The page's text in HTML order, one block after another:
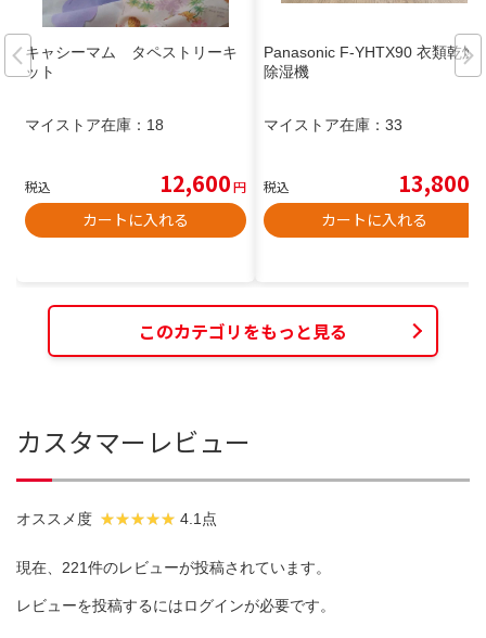
キャシーマム タペストリーキ
ット
マイストア在庫： 18
税込 12,600円
カートに入れる
Panasonic F-YHTX90 衣類乾燥
除湿機
マイストア在庫： 33
税込 13,800
カートに入れる
このカテゴリをもっと見る
カスタマーレビュー
オススメ度 4.1点
現在、221件のレビューが投稿されています。
レビューを投稿するにはログインが必要です。